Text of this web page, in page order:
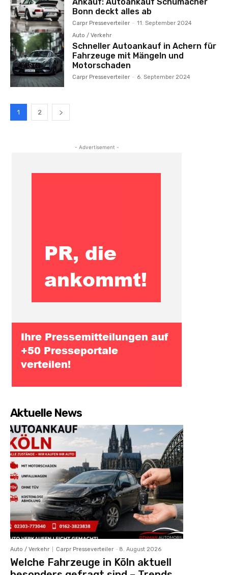
Ankauf: Autoankauf Schumacher
Bonn deckt alles ab
Carpr Presseverteiler - 11. September 2024
Auto / Verkehr
Schneller Autoankauf in Achern für
Fahrzeuge mit Mängeln und
Motorschaden
Carpr Presseverteiler - 6. September 2024
1 2
- Advertisement -
Aktuelle News
Auto / Verkehr Carpr Presseverteiler - 8. August 2026
Welche Fahrzeuge in Köln aktuell